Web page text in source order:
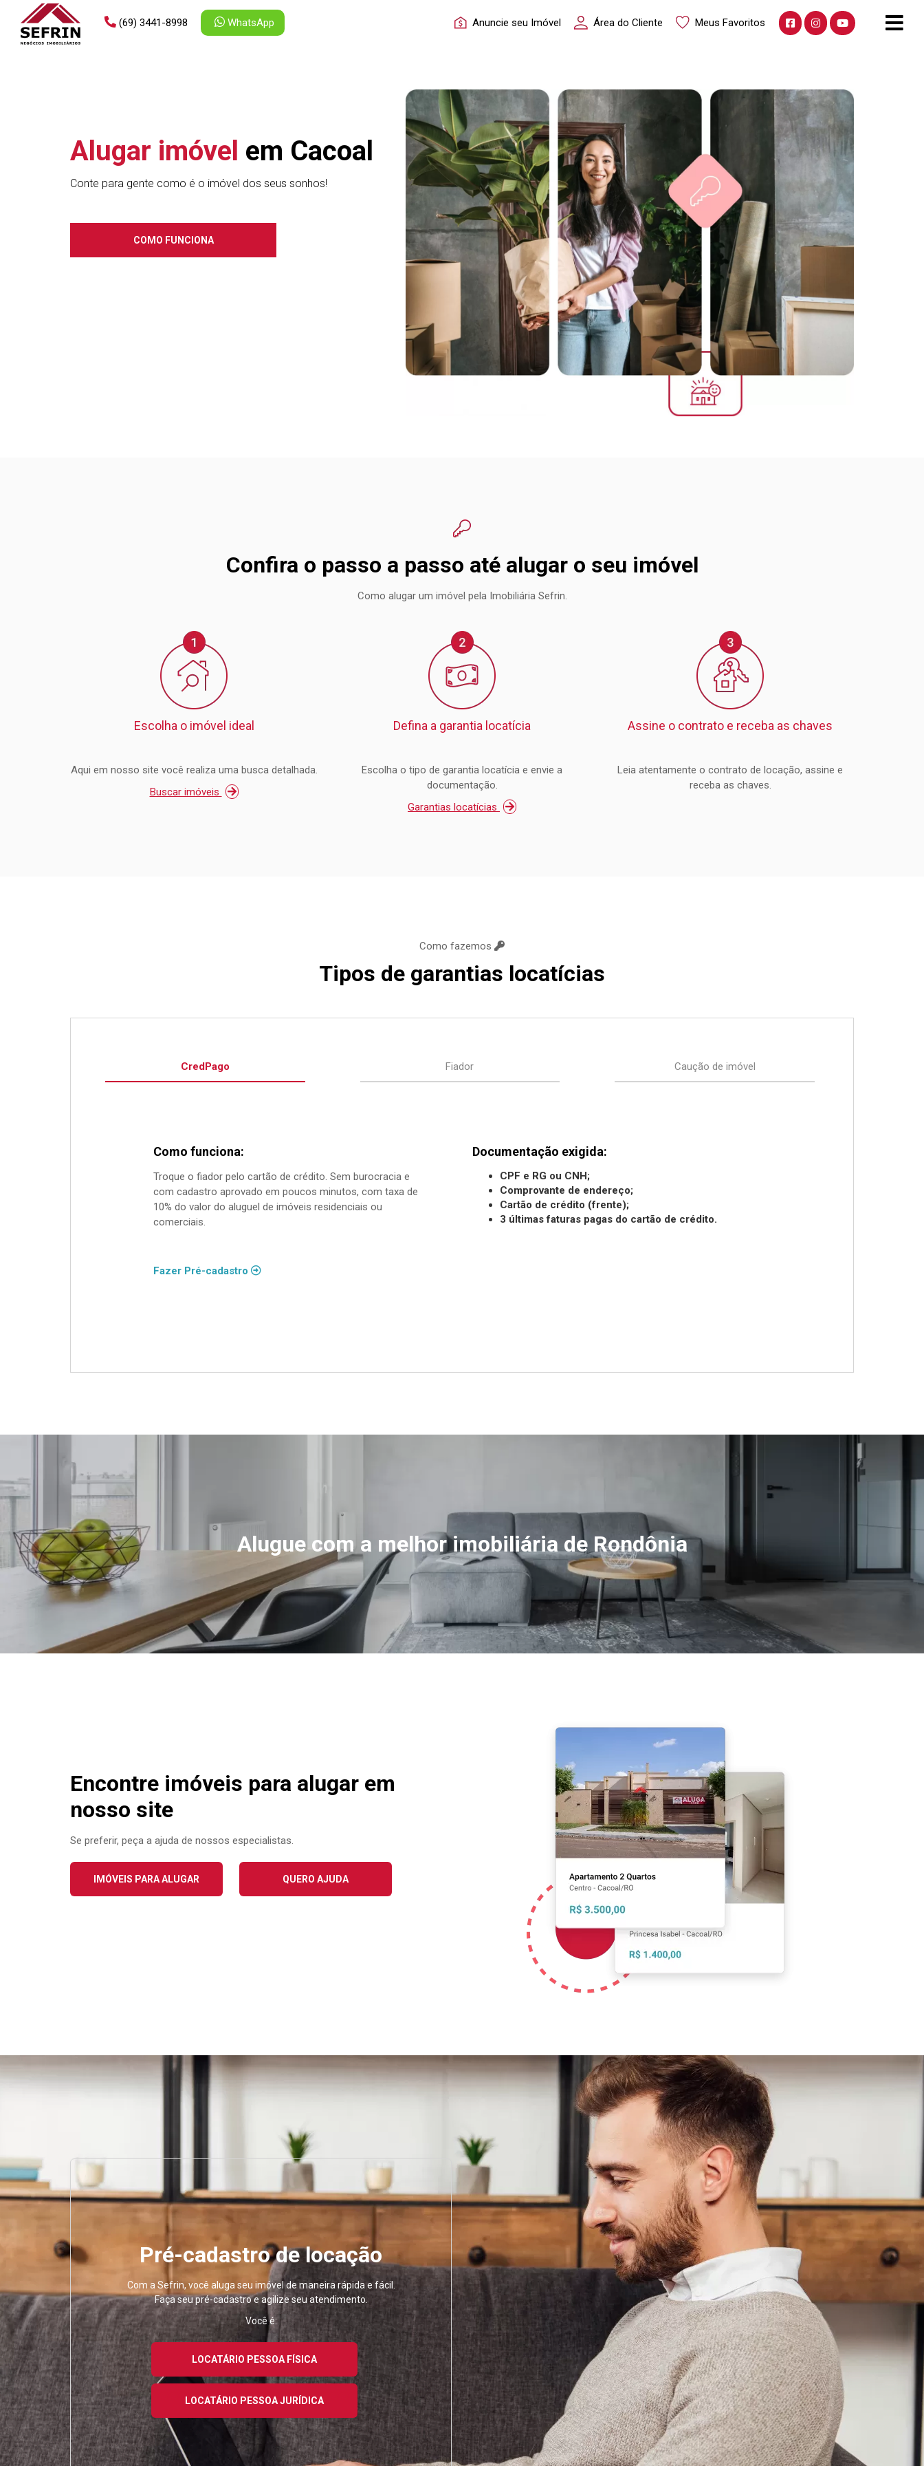
(69) 3441-8998 WhatsApp Anuncie seu Imóvel Área do Cliente Meus Favoritos
Alugar imóvel em Cacoal
Conte para gente como é o imóvel dos seus sonhos!
COMO FUNCIONA
Confira o passo a passo até alugar o seu imóvel
Como alugar um imóvel pela Imobiliária Sefrin.
Escolha o imóvel ideal
Aqui em nosso site você realiza uma busca detalhada.
Buscar imóveis
Defina a garantia locatícia
Escolha o tipo de garantia locatícia e envie a
documentação.
Garantias locatícias
Assine o contrato e receba as chaves
Leia atentamente o contrato de locação, assine e
receba as chaves.
Como fazemos
Tipos de garantias locatícias
CredPago Fiador Caução de imóvel
Como funciona:
Troque o fiador pelo cartão de crédito. Sem burocracia e
com cadastro aprovado em poucos minutos, com taxa de
10% do valor do aluguel de imóveis residenciais ou
comerciais.
Documentação exigida:
CPF e RG ou CNH;
Comprovante de endereço;
Cartão de crédito (frente);
3 últimas faturas pagas do cartão de crédito.
Fazer Pré-cadastro
Alugue com a melhor imobiliária de Rondônia
Encontre imóveis para alugar em
nosso site
Se preferir, peça a ajuda de nossos especialistas.
IMÓVEIS PARA ALUGAR QUERO AJUDA
Pré-cadastro de locação
Com a Sefrin, você aluga seu imóvel de maneira rápida e fácil.
Faça seu pré-cadastro e agilize seu atendimento.
Você é:
LOCATÁRIO PESSOA FÍSICA
LOCATÁRIO PESSOA JURÍDICA